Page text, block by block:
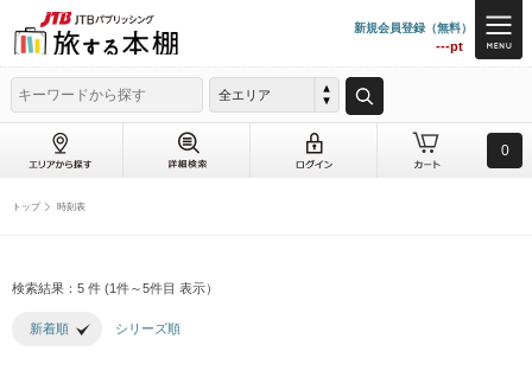
新規会員登録（無料）
---pt
全エリア
0
トップ 時刻表
検索結果：5 件 (1件～5件目 表示）
新着順 シリーズ順